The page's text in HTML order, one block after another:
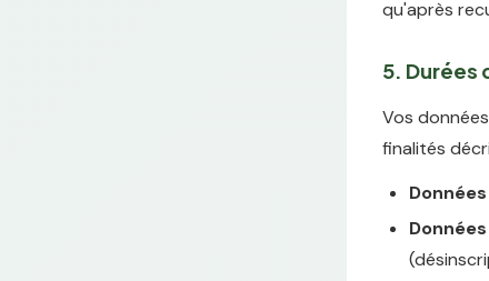
qu'après
5. Durées
Vos
finalités